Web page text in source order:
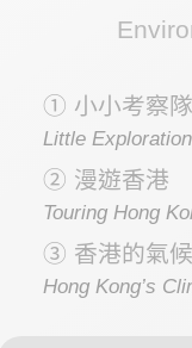
① 小小考察隊
Little
② 漫遊香港
Touring Hong
③ 香港的氣候
Hong Kong’s